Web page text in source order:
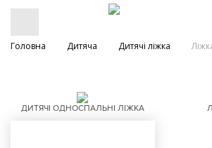
Головна Дитяча Дитячі ліжка
ДИТЯЧІ ОДНОСПАЛЬНІ ЛІЖКА